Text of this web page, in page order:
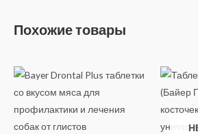
Похожие товары